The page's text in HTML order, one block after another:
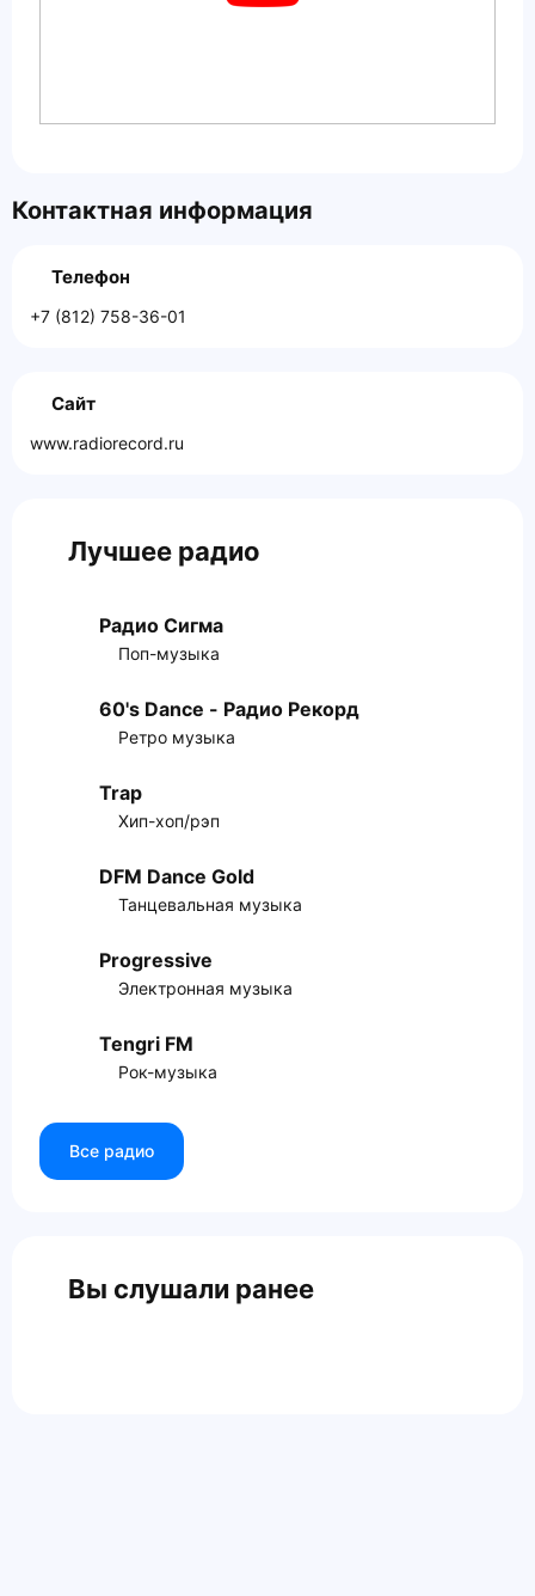
Контактная информация
Телефон
+7 (812) 758-36-01
Сайт
www.radiorecord.ru
Лучшее радио
Радио Сигма
Поп-музыка
60's Dance - Радио Рекорд
Ретро музыка
Trap
Хип-хоп/рэп
DFM Dance Gold
Танцевальная музыка
Progressive
Электронная музыка
Tengri FM
Рок-музыка
Все радио
Вы слушали ранее